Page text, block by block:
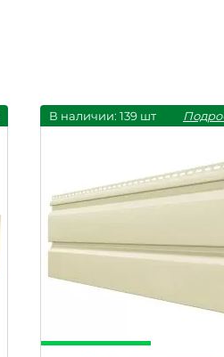
В наличии: 139 шт